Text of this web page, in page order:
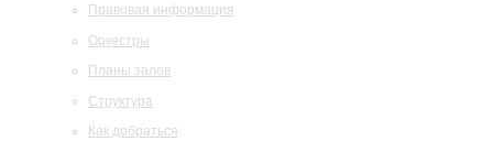
Правовая информация
Оркестры
Планы залов
Структура
Как добраться